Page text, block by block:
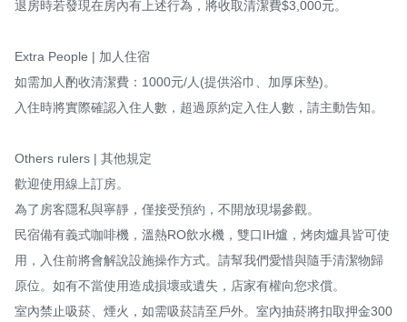
退房時若發現在房內有上述行為，將收取清潔費$3,000元。
Extra People | 加人住宿
如需加人酌收清潔費：1000元/人(提供浴巾、加厚床墊)。
入住時將實際確認入住人數，超過原約定入住人數，請主動告知。
Others rulers | 其他規定
歡迎使用線上訂房。
為了房客隱私與寧靜，僅接受預約，不開放現場參觀。
民宿備有義式咖啡機，溫熱RO飲水機，雙口IH爐，烤肉爐具皆可使
用，入住前將會解說設施操作方式。請幫我們愛惜與隨手清潔物歸
原位。如有不當使用造成損壞或遺失，店家有權向您求償。
室內禁止吸菸、煙火，如需吸菸請至戶外。室內抽菸將扣取押金300